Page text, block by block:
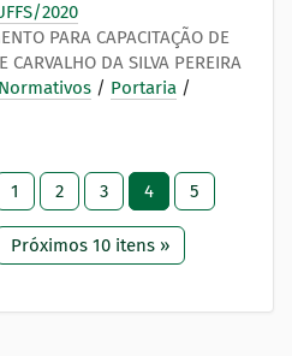
2020
PARA CAPACITAÇÃO DE
CARVALHO DA SILVA PEREIRA
/ Portaria /
1 2 3 4 5
Próximos 10 itens »